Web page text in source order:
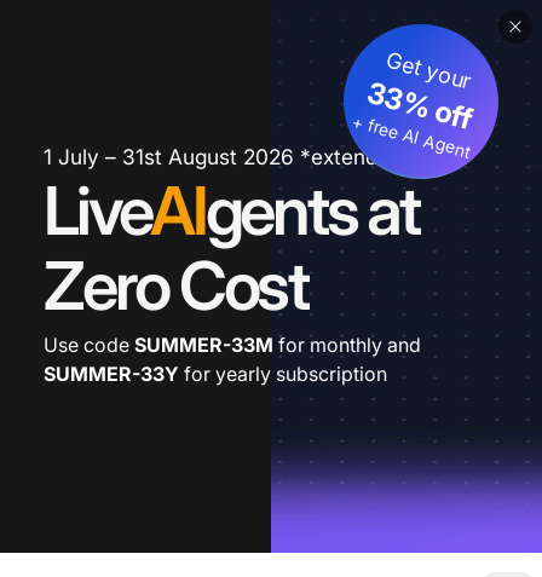
1 July – 31st August 2026 *extended
LiveAIgents at
Zero Cost
Get your
33% off
+ free AI Agent
Use code SUMMER-33M for monthly and
SUMMER-33Y for yearly subscription